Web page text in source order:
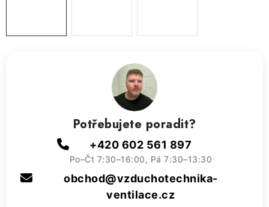
Potřebujete poradit?
+420 602 561 897
Po–Čt 7:30–16:00, Pá 7:30–13:30
obchod@vzduchotechnika-
ventilace.cz